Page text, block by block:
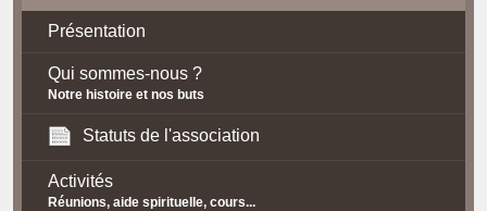
Présentation
Qui sommes-nous ?
Notre histoire et nos buts
Statuts de l'association
Activités
Réunions, aide spirituelle, cours...